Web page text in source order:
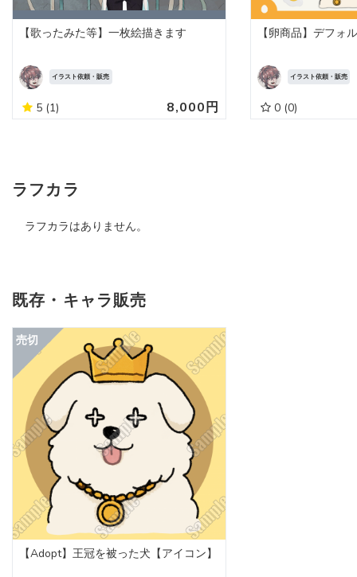
【歌ったみた等】一枚絵描きます
イラスト依頼・販売
5 (1) 8,000円
【卵商品】デフォ
イラスト依頼・販売
0 (0)
ラフカラ
ラフカラはありません。
既存・キャラ販売
【Adopt】王冠を被った犬【アイコン】